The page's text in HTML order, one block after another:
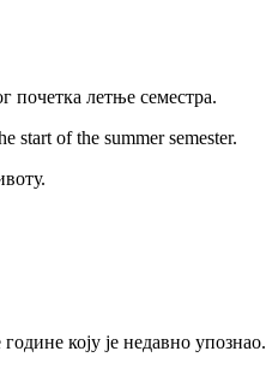
почетка летње семестра.
start of the summer semester.
коју је недавно упознао.